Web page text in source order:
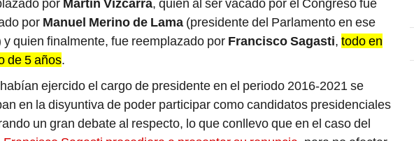
por Manuel Merino de Lama(presidente del Parlamento en ese
y quien finalmente, fue reemplazado porFrancisco Sagasti,todo en
de 5 años.
en la disyuntiva de poder participar como candidatos presidenciales
un gran debate al respecto, lo que conllevo que en el caso del
Francisco Sagasti procediera a presentar su renuncia, para no afectar